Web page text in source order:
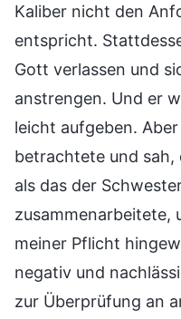
Kaliber nicht den
entspricht.
Gott verlassen und
anstrengen. Und er
leicht aufgeben.
betrachtete und sah,
als das der
zusammenarbeitete,
meiner Pflicht
negativ und
zur Überprüfung an